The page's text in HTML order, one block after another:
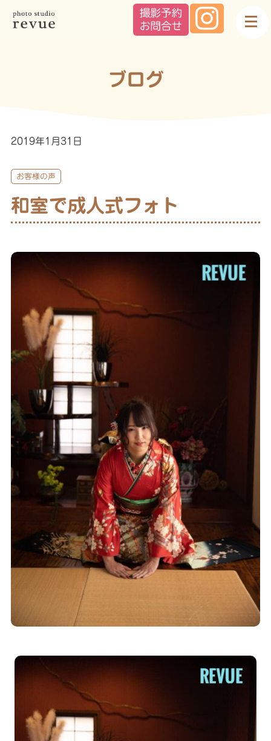
ブログ
2019年1月31日
お客様の声
和室で成人式フォト